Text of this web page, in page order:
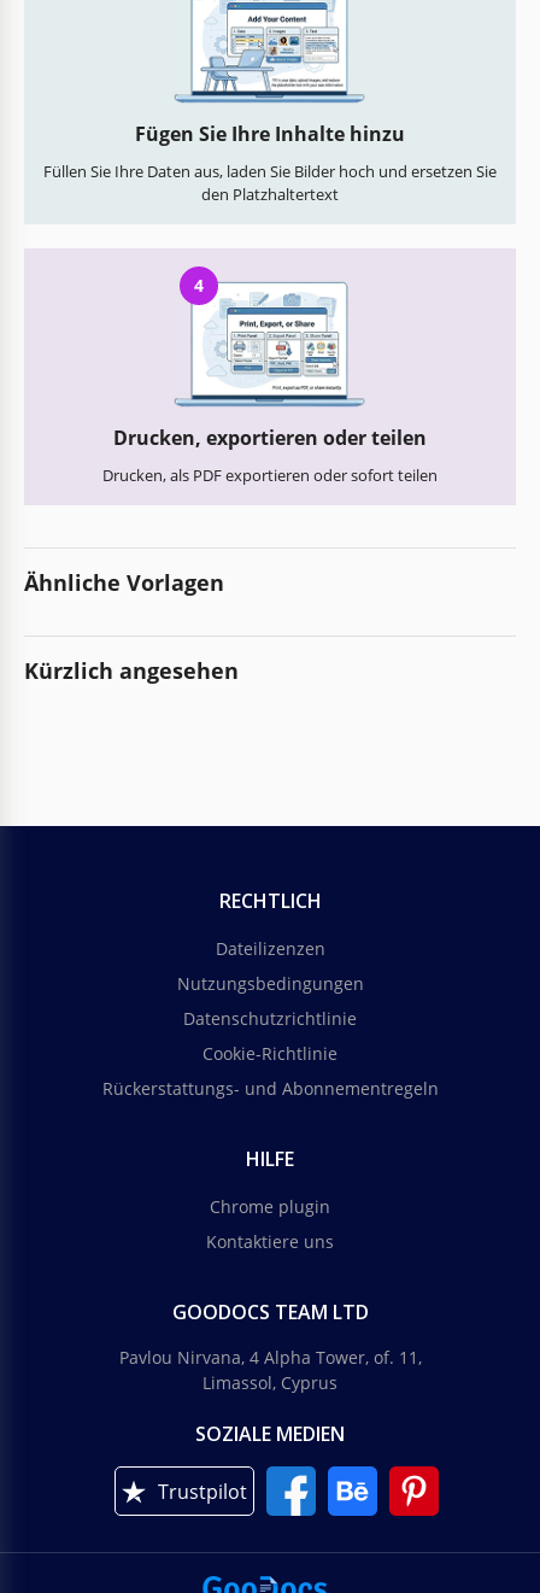
Fügen Sie Ihre Inhalte hinzu
Füllen Sie Ihre Daten aus, laden Sie Bilder hoch und ersetzen Sie
den Platzhaltertext
4
Drucken, exportieren oder teilen
Drucken, als PDF exportieren oder sofort teilen
Ähnliche Vorlagen
Kürzlich angesehen
RECHTLICH
Dateilizenzen
Nutzungsbedingungen
Datenschutzrichtlinie
Cookie-Richtlinie
Rückerstattungs- und Abonnementregeln
HILFE
Chrome plugin
Kontaktiere uns
GOODOCS TEAM LTD
Pavlou Nirvana, 4 Alpha Tower, of. 11,
Limassol, Cyprus
SOZIALE MEDIEN
Trustpilot